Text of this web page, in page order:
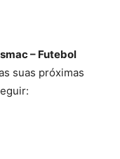
– Futebol
suas próximas